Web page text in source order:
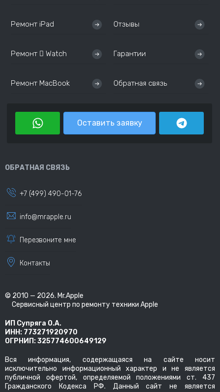
© 2010 — 2026. Mr.Apple
Сервисный центр по ремонту техники Apple
ИП Супряга О.А.
ИНН: 773271920970
ОГРНИП: 325774600649129
Вся информация, содержащаяся на сайте носит
исключительно информационный характер и не является
публичной офертой, определяемой положениями ст. 437
Гражданского Кодекса РФ. Данный сайт не является
Ремонт iPad
Ремонт  Watch
Ремонт MacBook
Отзывы
Гарантии
Обратная связь
Оставить заявку
ОБРАТНАЯ СВЯЗЬ
+7 (499) 490-01-76
info@mrapple.ru
Перезвоните мне
Контакты